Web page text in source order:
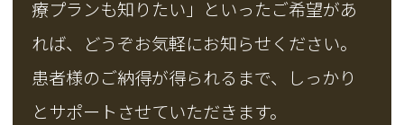
療プランも知りたい」といったご希望があ
れば、どうぞお気軽にお知らせください。
患者様のご納得が得られるまで、しっかり
とサポートさせていただきます。